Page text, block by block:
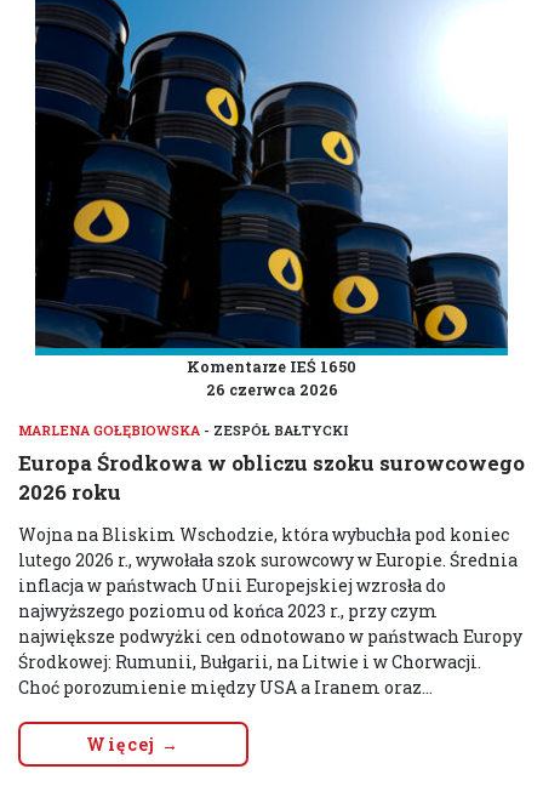
Komentarze IEŚ 1650
26 czerwca 2026
MARLENA GOŁĘBIOWSKA - ZESPÓŁ BAŁTYCKI
Europa Środkowa w obliczu szoku surowcowego
2026 roku
Wojna na Bliskim Wschodzie, która wybuchła pod koniec
lutego 2026 r., wywołała szok surowcowy w Europie. Średnia
inflacja w państwach Unii Europejskiej wzrosła do
najwyższego poziomu od końca 2023 r., przy czym
największe podwyżki cen odnotowano w państwach Europy
Środkowej: Rumunii, Bułgarii, na Litwie i w Chorwacji.
Choć porozumienie między USA a Iranem oraz...
Więcej →